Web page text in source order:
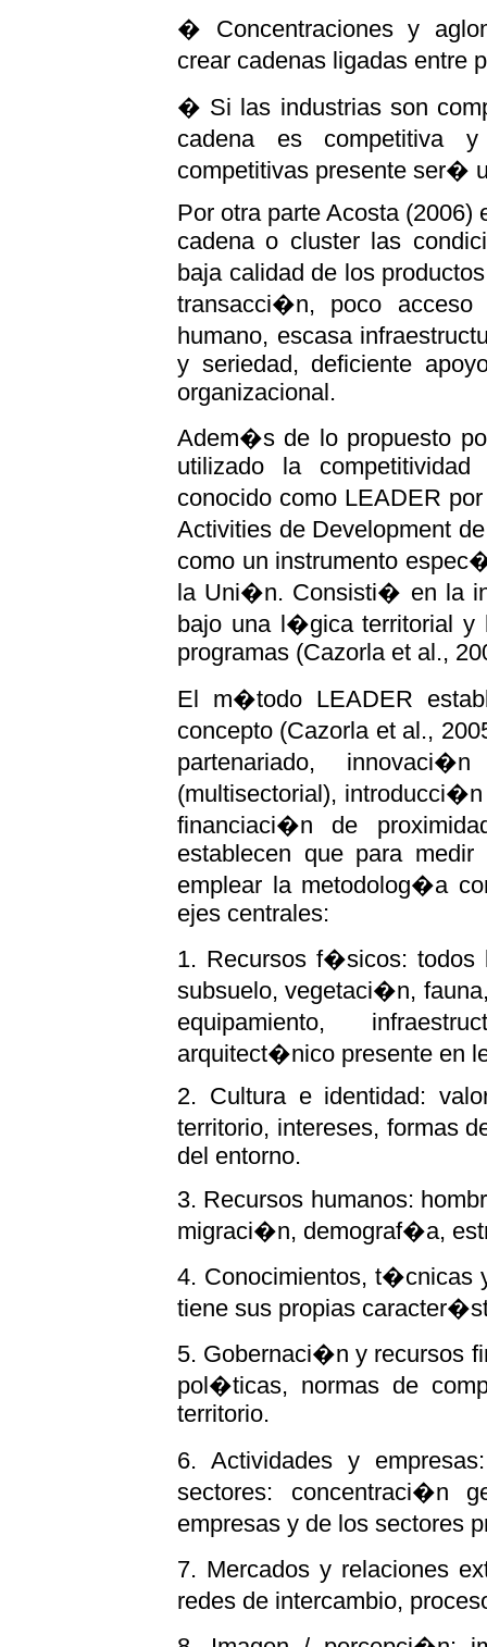
� Concentraciones y
crear cadenas ligadas entre
� Si las industrias son
cadena es competitiva
competitivas presente ser�
Por otra parte Acosta (2006)
cadena o cluster las
baja calidad de los
transacci�n, poco acceso
humano, escasa
y seriedad, deficiente
organizacional.
Adem�s de lo propuesto
utilizado la
conocido como LEADER
Activities de Development
como un instrumento
la Uni�n. Consisti� en la
bajo una l�gica territorial y
programas (Cazorla et al.,
El m�todo LEADER
concepto (Cazorla et al.,
partenariado,
(multisectorial),
financiaci�n de
establecen que para
emplear la metodolog�a
ejes centrales:
1. Recursos f�sicos: todos
subsuelo, vegetaci�n,
equipamiento,
arquitect�nico presente en
2. Cultura e identidad:
territorio, intereses, formas
del entorno.
3. Recursos humanos:
migraci�n, demograf�a,
4. Conocimientos, t�cnicas
tiene sus propias
5. Gobernaci�n y recursos
pol�ticas, normas de
territorio.
6. Actividades y
sectores: concentraci�n
empresas y de los sectores
7. Mercados y relaciones
redes de intercambio,